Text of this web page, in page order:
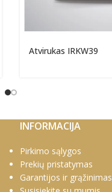
Atvirukas IRKW39
INFORMACIJA
Pirkimo sąlygos
Prekių pristatymas
Garantijos ir grąžinimas